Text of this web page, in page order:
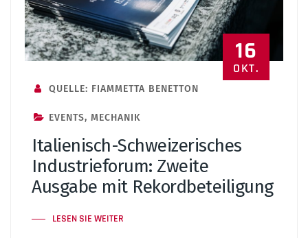
16
OKT.
QUELLE: FIAMMETTA BENETTON
EVENTS, MECHANIK
Italienisch-Schweizerisches
Industrieforum: Zweite
Ausgabe mit Rekordbeteiligung
LESEN SIE WEITER